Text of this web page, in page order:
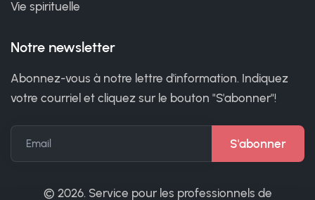
Vie spirituelle
Notre newsletter
Abonnez-vous à notre lettre d'information. Indiquez
votre courriel et cliquez sur le bouton "S'abonner"!
Email
© 2026. Service pour les professionnels de